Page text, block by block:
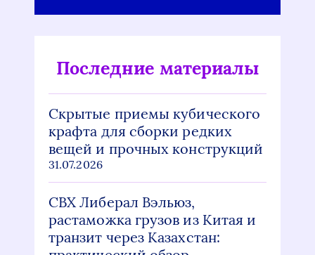
Последние материалы
Скрытые приемы кубического
крафта для сборки редких
вещей и прочных конструкций
31.07.2026
СВХ Либерал Вэльюз,
растаможка грузов из Китая и
транзит через Казахстан: